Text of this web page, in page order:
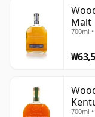
Malt
700ml
700ml